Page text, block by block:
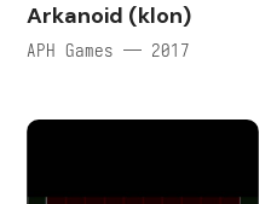
Arkanoid (klon)
APH Games — 2017